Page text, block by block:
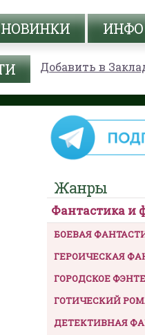
НОВИНКИ ИНФО
Добавить в
Жанры
Фантастика и
БОЕВАЯ
ГЕРОИЧЕСКАЯ
ГОРОДСКОЕ
ГОТИЧЕСКИЙ
ДЕТЕКТИВНАЯ